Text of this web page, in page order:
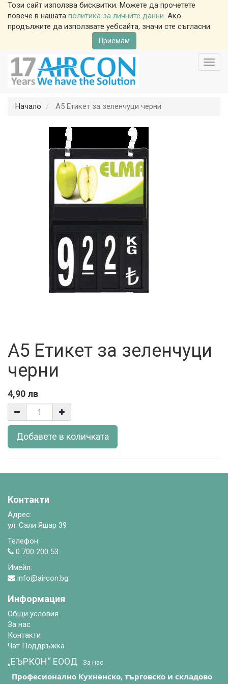
Този сайт използва бисквитки. Можете да прочетете
повече в нашата политика за личните данни. Ако
продължите да използвате уебсайта, значи сте съгласни.
Приемам
Начало A5 Етикет за зеленчуци черни
A5 Етикет за зеленчуци
черни
4,90 лв
Добавете в количката
Контакти
Адрес:
ул. Сали Яшар 39
Телефон:
0 700 200 53
Имейл:
info@aircon.bg
Информация
Общи условия
За нас
Контакти
Чат Поддръжка
„ЕЪРКОН“ EООД - За нас
Професионално Кухненско, търговско и складово